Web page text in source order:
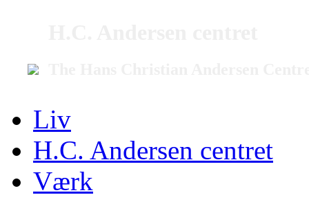
Liv
H.C. Andersen centret
Værk